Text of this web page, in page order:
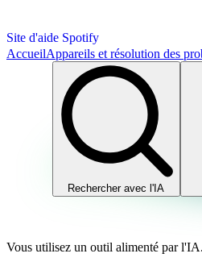
Site d'aide Spotify
AccueilAppareils et résolution des
Rechercher avec l'IA
Vous utilisez un outil alimenté par l'IA.